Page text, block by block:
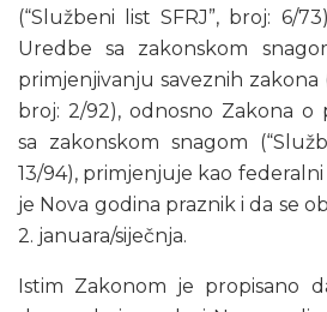
(“Službeni list SFRJ”, broj: 6/
Uredbe sa zakonskom
primjenjivanju saveznih zakona
broj: 2/92), odnosno Zakona
sa zakonskom snagom
13/94), primjenjuje kao
je Nova godina praznik i da se
2. januara/siječnja.
Istim Zakonom je propisano